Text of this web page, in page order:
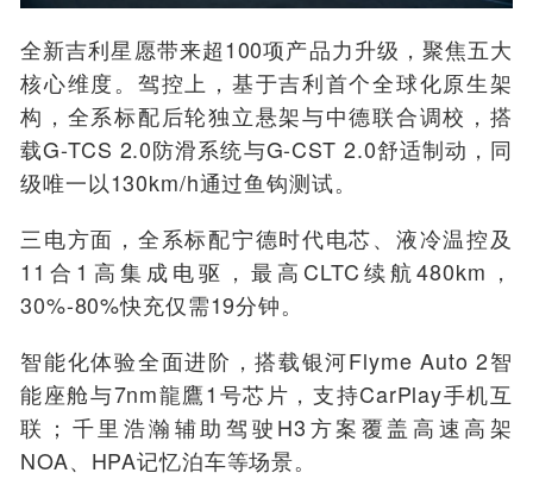
全新吉利星愿带来超100项产品力升级，聚焦五大
核心维度。驾控上，基于吉利首个全球化原生架
构，全系标配后轮独立悬架与中德联合调校，搭
载G-TCS 2.0防滑系统与G-CST 2.0舒适制动，同
级唯一以130km/h通过鱼钩测试。
三电方面，全系标配宁德时代电芯、液冷温控及
11合1高集成电驱，最高CLTC续航480km，
30%-80%快充仅需19分钟。
智能化体验全面进阶，搭载银河Flyme Auto 2智
能座舱与7nm龍鷹1号芯片，支持CarPlay手机互
联；千里浩瀚辅助驾驶H3方案覆盖高速高架
NOA、HPA记忆泊车等场景。